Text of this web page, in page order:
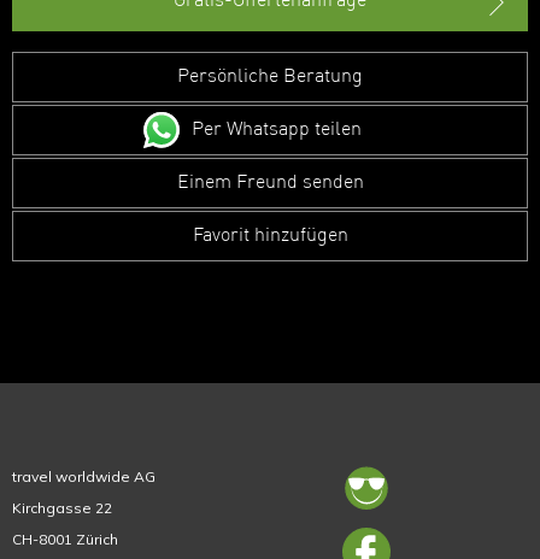
Persönliche Beratung
Per Whatsapp teilen
Einem Freund senden
Favorit hinzufügen
travel worldwide AG
Kirchgasse 22
CH-8001 Zürich